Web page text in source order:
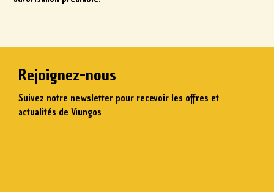
Rejoignez-nous
Suivez notre newsletter pour recevoir les offres et
actualités de Viungos